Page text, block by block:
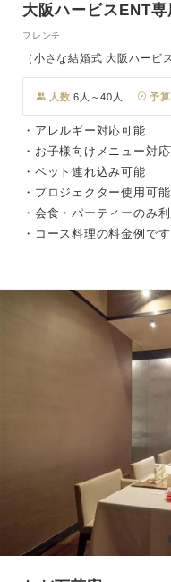
大阪ハービスENT専
フレンチ
（小さな結婚式 大阪ハービ
人数 6人～40人 予算
・アレルギー対応可能
・お子様向けメニュー対
・ペット連れ込み可能
・プロジェクター使用可能
・会食・パーティーのみ
・コース料理の料金例で